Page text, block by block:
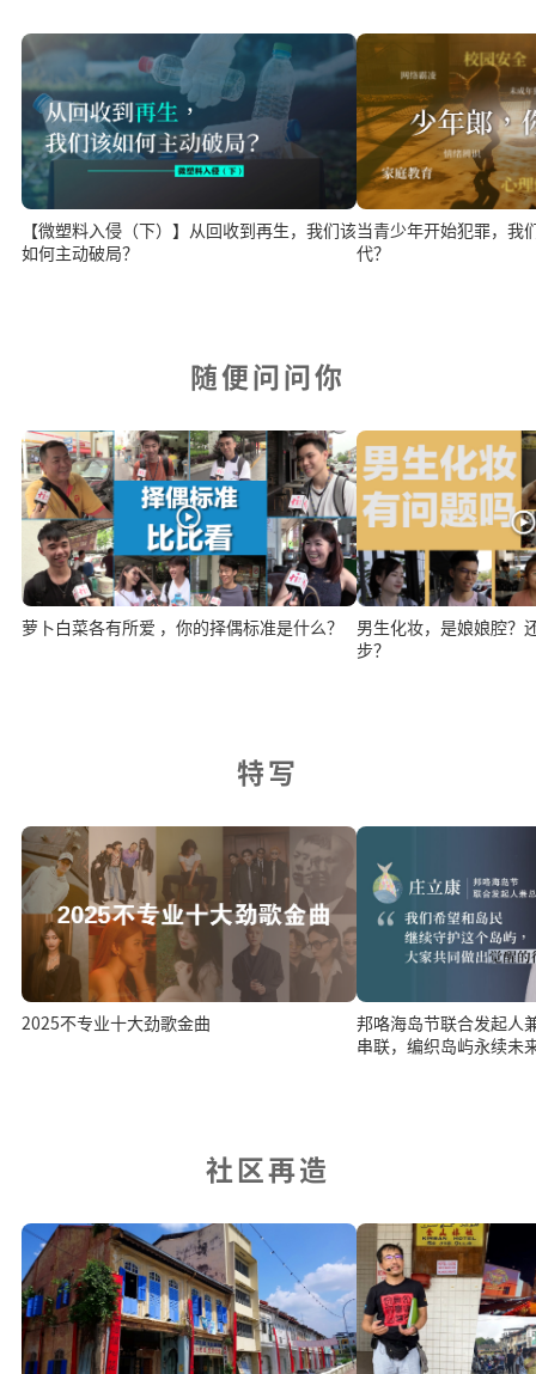
【微塑料入侵（下）】从回收到再生，我们该
如何主动破局？
当青少年开始犯罪，我
代？
随便问问你
萝卜白菜各有所爱 ，你的择偶标准是什么？
男生化妆，是娘娘腔？
步？
特写
2025不专业十大劲歌金曲
邦咯海岛节联合发起人
串联，编织岛屿永续未
社区再造